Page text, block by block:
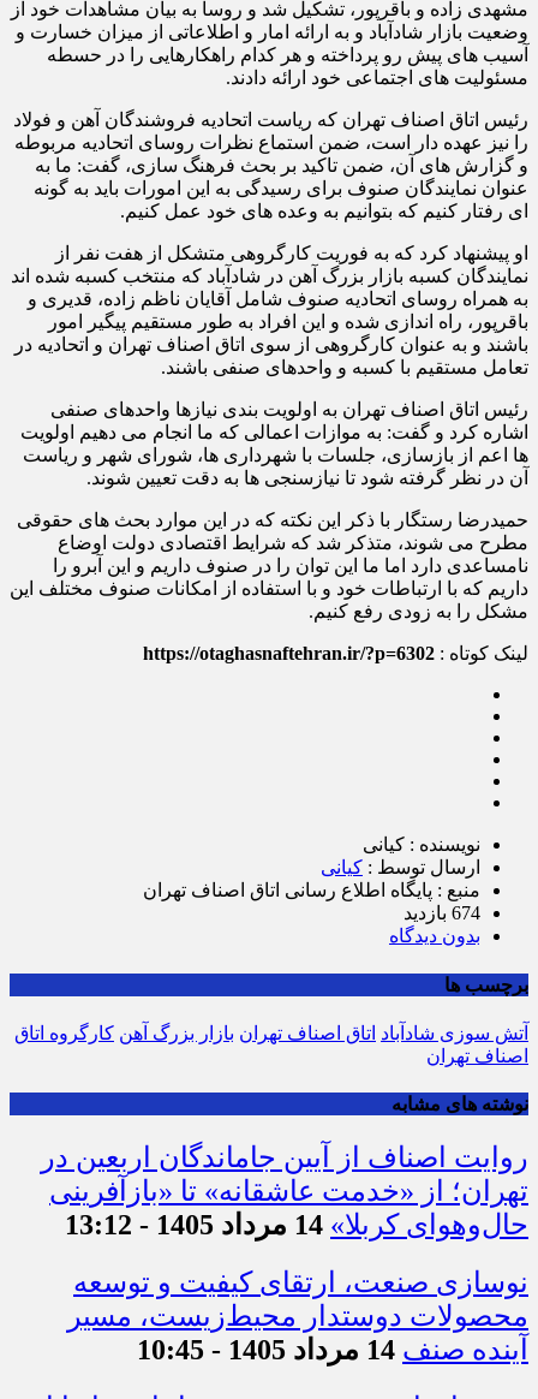
مشهدی زاده و باقرپور، تشکیل شد و روسا به بیان مشاهدات خود از
وضعیت بازار شادآباد و به ارائه امار و اطلاعاتی از میزان خسارت و
آسیب های پیش رو پرداخته و هر کدام راهکارهایی را در حسطه
مسئولیت های اجتماعی خود ارائه دادند.
رئیس اتاق اصناف تهران که ریاست اتحادیه فروشندگان آهن و فولاد
را نیز عهده دار است، ضمن استماع نظرات روسای اتحادیه مربوطه
و گزارش های آن، ضمن تاکید بر بحث فرهنگ سازی، گفت: ما به
عنوان نمایندگان صنوف برای رسیدگی به این امورات باید به گونه
ای رفتار کنیم که بتوانیم به وعده های خود عمل کنیم.
او پیشنهاد کرد که به فوریت کارگروهی متشکل از هفت نفر از
نمایندگان کسبه بازار بزرگ آهن در شادآباد که منتخب کسبه شده اند
به همراه روسای اتحادیه صنوف شامل آقایان ناظم زاده، قدیری و
باقرپور، راه اندازی شده و این افراد به طور مستقیم پیگیر امور
باشند و به عنوان کارگروهی از سوی اتاق اصناف تهران و اتحادیه در
تعامل مستقیم با کسبه و واحدهای صنفی باشند.
رئیس اتاق اصناف تهران به اولویت بندی نیازها واحدهای صنفی
اشاره کرد و گفت: به موازات اعمالی که ما انجام می دهیم اولویت
ها اعم از بازسازی، جلسات با شهرداری ها، شورای شهر و ریاست
آن در نظر گرفته شود تا نیازسنجی ها به دقت تعیین شوند.
حمیدرضا رستگار با ذکر این نکته که در این موارد بحث های حقوقی
مطرح می شوند، متذکر شد که شرایط اقتصادی دولت اوضاع
نامساعدی دارد اما ما این توان را در صنوف داریم و این آبرو را
داریم که با ارتباطات خود و با استفاده از امکانات صنوف مختلف این
مشکل را به زودی رفع کنیم.
لینک کوتاه : https://otaghasnaftehran.ir/?p=6302
نویسنده : کیانی
ارسال توسط : کیانی
منبع : پایگاه اطلاع رسانی اتاق اصناف تهران
674 بازدید
بدون دیدگاه
برچسب ها
آتش سوزی شادآباد اتاق اصناف تهران بازار بزرگ آهن کارگروه اتاق
اصناف تهران
نوشته های مشابه
روایت اصناف از آیین جاماندگان اربعین در
تهران؛ از «خدمت عاشقانه» تا «بازآفرینی
حال‌وهوای کربلا» 14 مرداد 1405 - 13:12
نوسازی صنعت، ارتقای کیفیت و توسعه
محصولات دوستدار محیط‌زیست، مسیر
آینده صنف 14 مرداد 1405 - 10:45